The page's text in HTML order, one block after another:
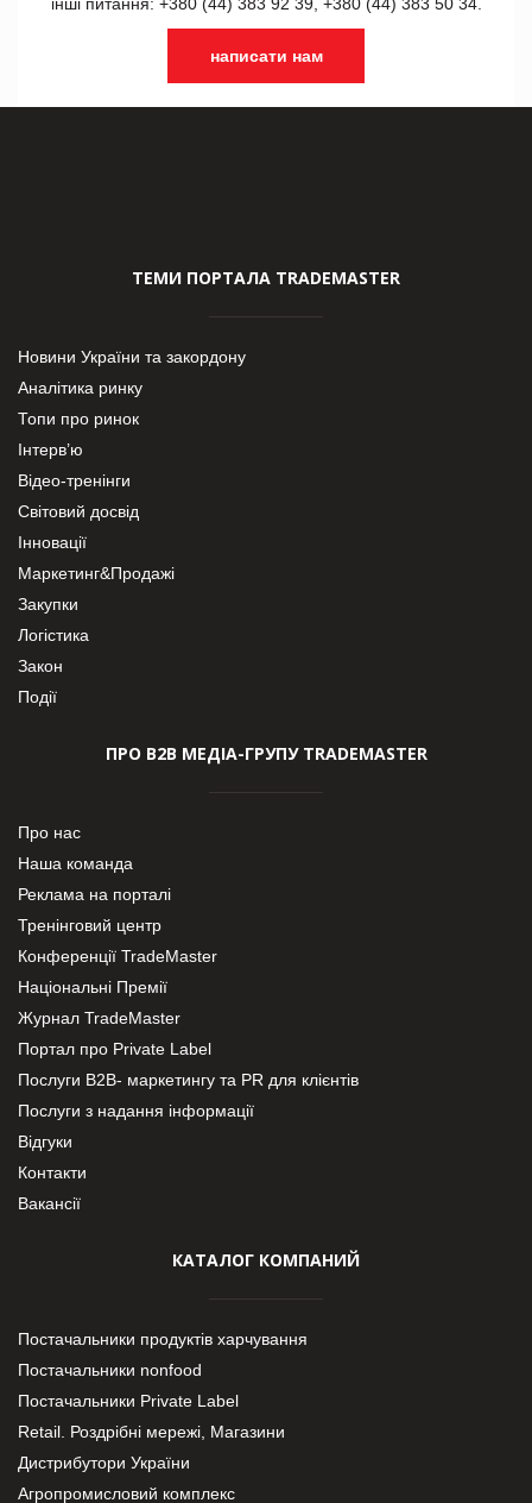
написати нам
ТЕМИ ПОРТАЛА TRADEMASTER
Новини України та закордону
Аналітика ринку
Топи про ринок
Інтерв’ю
Відео-тренінги
Світовий досвід
Інновації
Маркетинг&Продажі
Закупки
Логістика
Закон
Події
ПРО В2В МЕДІА-ГРУПУ TRADEMASTER
Про нас
Наша команда
Реклама на порталі
Тренінговий центр
Конференції TradeMaster
Національні Премії
Журнал TradeMaster
Портал про Private Label
Послуги В2В- маркетингу та PR для клієнтів
Послуги з надання інформації
Відгуки
Контакти
Вакансії
КАТАЛОГ КОМПАНИЙ
Постачальники продуктів харчування
Постачальники nonfood
Постачальники Private Label
Retail. Роздрібні мережі, Магазини
Дистрибутори України
Агропромисловий комплекс